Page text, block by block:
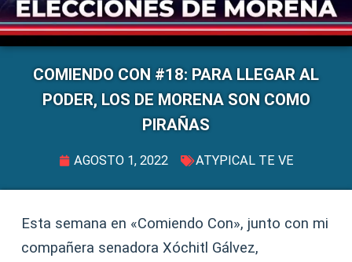
COMIENDO CON #18: PARA LLEGAR AL
PODER, LOS DE MORENA SON COMO
PIRAÑAS
AGOSTO 1, 2022 ATYPICAL TE VE
Esta semana en «Comiendo Con», junto con mi
compañera senadora Xóchitl Gálvez,